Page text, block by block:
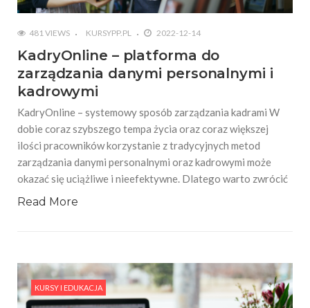
481 VIEWS KURSYPP.PL 2022-12-14
KadryOnline – platforma do
zarządzania danymi personalnymi i
kadrowymi
KadryOnline – systemowy sposób zarządzania kadrami W
dobie coraz szybszego tempa życia oraz coraz większej
ilości pracowników korzystanie z tradycyjnych metod
zarządzania danymi personalnymi oraz kadrowymi może
okazać się uciążliwe i nieefektywne. Dlatego warto zwrócić
Read More
KURSY I EDUKACJA